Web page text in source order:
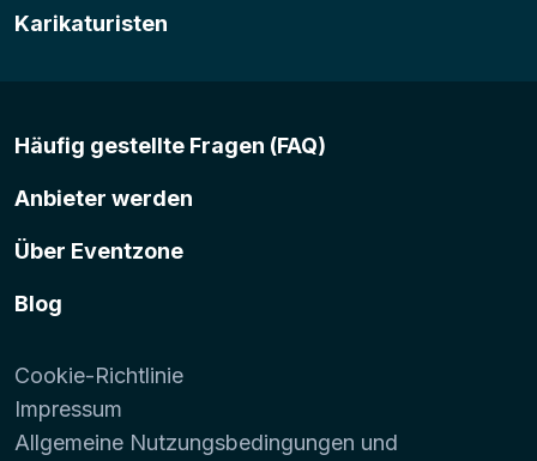
Karikaturisten
Häufig gestellte Fragen (FAQ)
Anbieter werden
Über Eventzone
Blog
Cookie-Richtlinie
Impressum
Allgemeine Nutzungsbedingungen und